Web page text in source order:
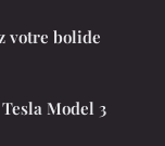
votre bolide
Model 3